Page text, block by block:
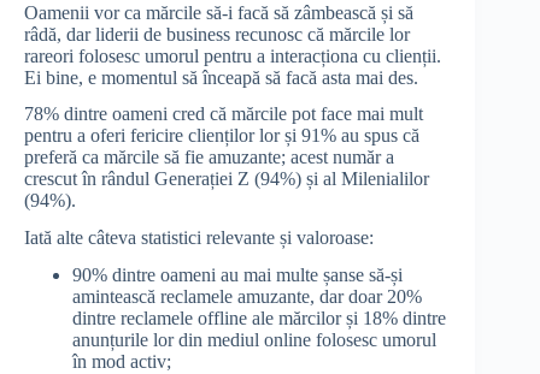
Oamenii vor ca mărcile să-i facă să zâmbească și să
râdă, dar liderii de business recunosc că mărcile lor
rareori folosesc umorul pentru a interacționa cu clienții.
Ei bine, e momentul să înceapă să facă asta mai des.
78% dintre oameni cred că mărcile pot face mai mult
pentru a oferi fericire clienților lor și 91% au spus că
preferă ca mărcile să fie amuzante; acest număr a
crescut în rândul Generației Z (94%) și al Milenialilor
(94%).
Iată alte câteva statistici relevante și valoroase:
90% dintre oameni au mai multe șanse să-și
amintească reclamele amuzante, dar doar 20%
dintre reclamele offline ale mărcilor și 18% dintre
anunțurile lor din mediul online folosesc umorul
în mod activ;